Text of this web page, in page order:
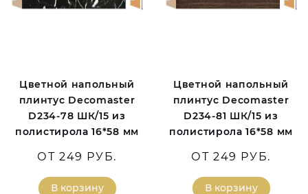
Цветной напольный
плинтус Decomaster
D234-78 ШК/15 из
полистирола 16*58 мм
ОТ 249 РУБ.
В корзину
Цветной напольный
плинтус Decomaster
D234-81 ШК/15 из
полистирола 16*58 мм
ОТ 249 РУБ.
В корзину